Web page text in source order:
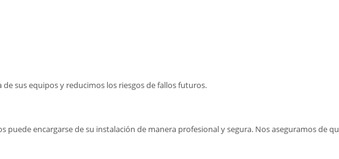
sus equipos y reducimos los riesgos de fallos futuros.
encargarse de su instalación de manera profesional y segura. Nos aseguramos de